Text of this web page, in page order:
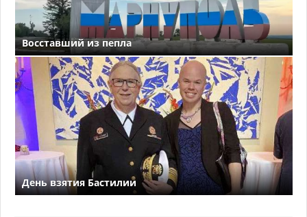
Восставший из пепла
День взятия Бастилии